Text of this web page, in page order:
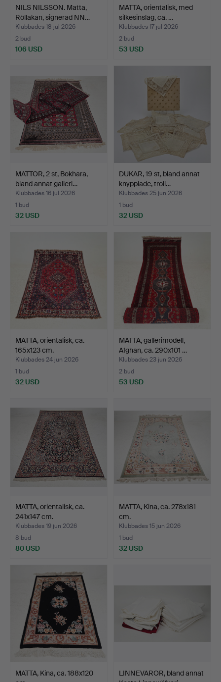
NILS NILSSON. Matta,
Röllakan, signerad NN…
Klubbades 18 jul 2026
2 bud
106 USD
MATTA, orientalisk, med
silkesinslag, ca. …
Klubbades 17 jul 2026
2 bud
53 USD
MATTOR, 2 st, Bokhara,
bland annat galleri…
Klubbades 16 jul 2026
1 bud
32 USD
DUKAR, 19 st, bland annat
knypplade, troli…
Klubbades 25 jun 2026
1 bud
32 USD
MATTA, orientalisk, ca.
165x123 cm.
Klubbades 24 jun 2026
1 bud
32 USD
MATTA, gallerimodell,
Afghan, ca. 290x101 …
Klubbades 23 jun 2026
2 bud
53 USD
MATTA, orientalisk, ca.
241x147 cm.
Klubbades 19 jun 2026
8 bud
80 USD
MATTA, Kina, ca. 278x181
cm.
Klubbades 15 jun 2026
1 bud
32 USD
MATTA, Kina, ca. 188x120
LINNEVAROR, bland annat